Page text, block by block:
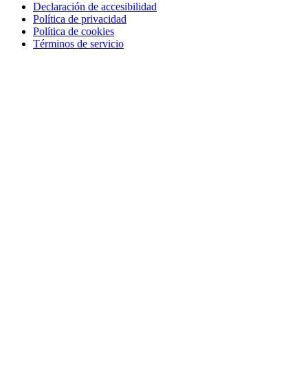
Declaración de accesibilidad
Política de privacidad
Política de cookies
Términos de servicio